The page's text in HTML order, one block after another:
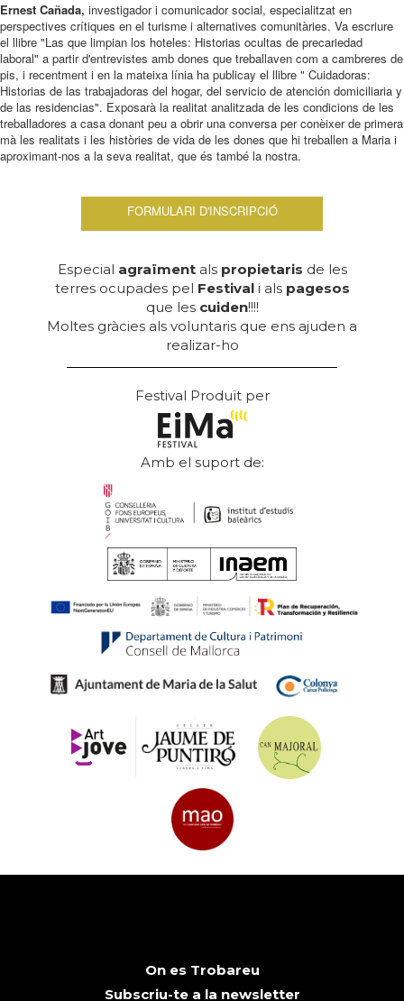
Ernest Cañada, investigador i comunicador social, especialitzat en
perspectives crítiques en el turisme i alternatives comunitàries. Va escriure
el llibre "Las que limpian los hoteles: Historias ocultas de precariedad
laboral" a partir d'entrevistes amb dones que treballaven com a cambreres de
pis, i recentment i en la mateixa línia ha publicay el llibre " Cuidadoras:
Historias de las trabajadoras del hogar, del servicio de atención domiciliaria y
de las residencias". Exposarà la realitat analitzada de les condicions de les
treballadores a casa donant peu a obrir una conversa per conèixer de primera
mà les realitats i les històries de vida de les dones que hi treballen a Maria i
aproximant-nos a la seva realitat, que és també la nostra.
FORMULARI D'INSCRIPCIÓ
Especial agraïmentals propietaris de les
terres ocupades pel Festivali als pagesos
que les cuiden!!!!
Moltes gràcies als voluntaris que ens ajuden a
realizar-ho
Festival Produït per
Amb el suport de:
On es Trobareu
Subscriu-te a la newsletter